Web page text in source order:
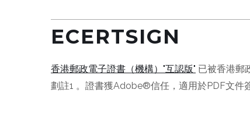
ECERTSIGN
香港郵政電子證書（機構）"互認版" 已被香港郵
劃註1 。證書獲Adobe®信任，適用於PDF文